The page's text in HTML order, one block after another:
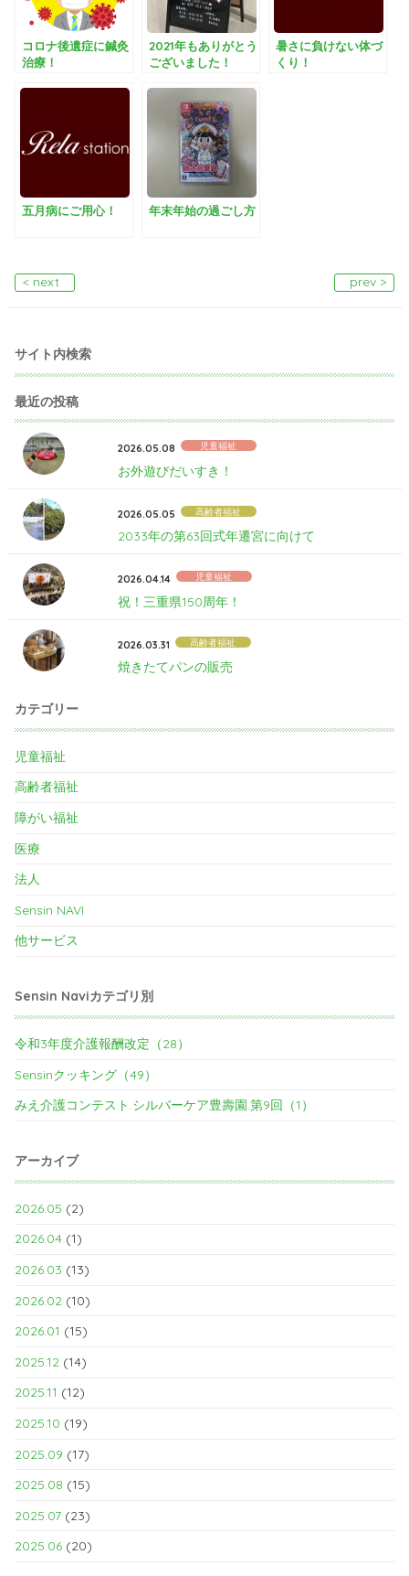
コロナ後遺症に鍼灸
治療！
2021年もありがとう
ございました！
暑さに負けない体づ
くり！
五月病にご用心！ 年末年始の過ごし方
< next prev >
サイト内検索
最近の投稿
2026.05.08 児童福祉
お外遊びだいすき！
2026.05.05 高齢者福祉
2033年の第63回式年遷宮に向けて
2026.04.14 児童福祉
祝！三重県150周年！
2026.03.31 高齢者福祉
焼きたてパンの販売
カテゴリー
児童福祉
高齢者福祉
障がい福祉
医療
法人
Sensin NAVI
他サービス
Sensin Naviカテゴリ別
令和3年度介護報酬改定（28）
Sensinクッキング（49）
みえ介護コンテスト.シルバーケア豊壽園.第9回（1）
アーカイブ
2026.05 (2)
2026.04 (1)
2026.03 (13)
2026.02 (10)
2026.01 (15)
2025.12 (14)
2025.11 (12)
2025.10 (19)
2025.09 (17)
2025.08 (15)
2025.07 (23)
2025.06 (20)